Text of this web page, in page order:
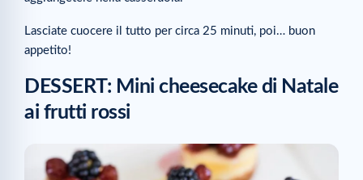
Lasciate cuocere il tutto per circa 25 minuti, poi… buon
appetito!
DESSERT: Mini cheesecake di Natale
ai frutti rossi